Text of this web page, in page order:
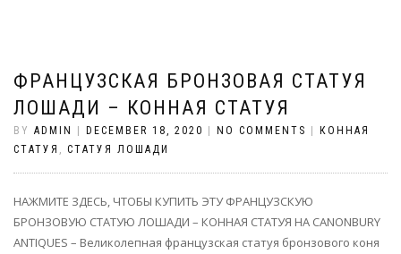
ФРАНЦУЗСКАЯ БРОНЗОВАЯ СТАТУЯ
ЛОШАДИ – КОННАЯ СТАТУЯ
BY ADMIN DECEMBER 18, 2020 NO COMMENTS
КОННАЯ
СТАТУЯ , СТАТУЯ ЛОШАДИ
НАЖМИТЕ ЗДЕСЬ, ЧТОБЫ КУПИТЬ ЭТУ ФРАНЦУЗСКУЮ
БРОНЗОВУЮ СТАТУЮ ЛОШАДИ – КОННАЯ СТАТУЯ НА CANONBURY
ANTIQUES – Великолепная французская статуя бронзового коня